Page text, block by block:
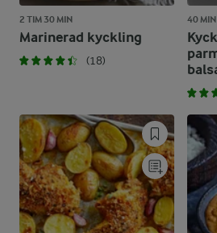
2 TIM 30 MIN
Marinerad kyckling
(18)
40 MIN